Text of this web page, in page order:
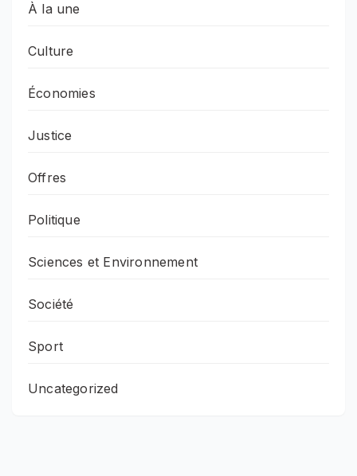
À la une
Culture
Économies
Justice
Offres
Politique
Sciences et Environnement
Société
Sport
Uncategorized